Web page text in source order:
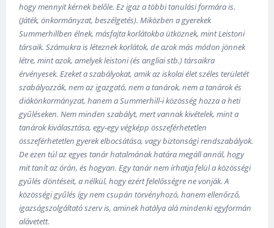
hogy mennyit kérnek belőle. Ez igaz a többi tanulási formára is.
(Játék, önkormányzat, beszélgetés). Miközben a gyerekek
Summerhillben élnek, másfajta korlátokba ütköznek, mint Leistoni
társaik. Számukra is léteznek korlátok, de azok más módon jönnek
létre, mint azok, amelyek leistoni (és angliai stb.) társaikra
érvényesek. Ezeket a szabályokat, amik az iskolai élet széles területét
szabályozzák, nem az igazgató, nem a tanárok, nem a tanárok és
diákönkormányzat, hanem a Summerhill-i közösség hozza a heti
gyűléseken. Nem minden szabályt, mert vannak kivételek, mint a
tanárok kiválasztása, egy-egy végképp összeférhetetlen
összeférhetetlen gyerek elbocsátása, vagy biztonsági rendszabályok.
De ezen túl az egyes tanár hatalmának határa megáll annál, hogy
mit tanít az órán, és hogyan. Egy tanár nem írhatja felül a közösségi
gyűlés döntéseit, a nélkül, hogy ezért felelősségre ne vonják. A
közösségi gyűlés így nem csupán törvényhozó, hanem ellenőrző,
igazságszolgáltató szerv is, aminek hatálya alá mindenki egyformán
alávetett.